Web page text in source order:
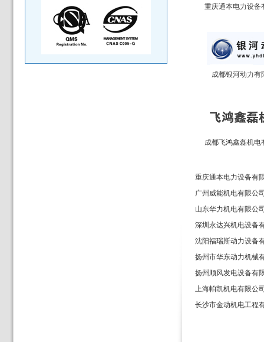
重庆通本电力设备
成都银河动力有
成都飞鸿鑫磊机电
重庆通本电力设备有
广州威能机电有限公
山东华力机电有限公
深圳永达兴机电设备
沈阳福瑞斯动力设备
扬州市华东动力机械
扬州顺风发电设备有
上海帕凯机电有限公
长沙市金动机电工程